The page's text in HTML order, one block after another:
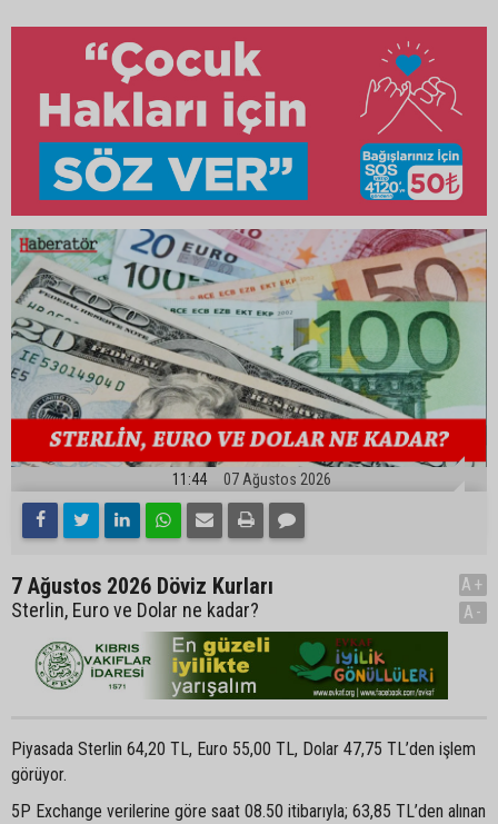
11:44 07 Ağustos 2026
7 Ağustos 2026 Döviz Kurları
Sterlin, Euro ve Dolar ne kadar?
A+
A-
Piyasada Sterlin 64,20 TL, Euro 55,00 TL, Dolar 47,75 TL’den işlem
görüyor.
5P Exchange verilerine göre saat 08.50 itibarıyla; 63,85 TL’den alınan